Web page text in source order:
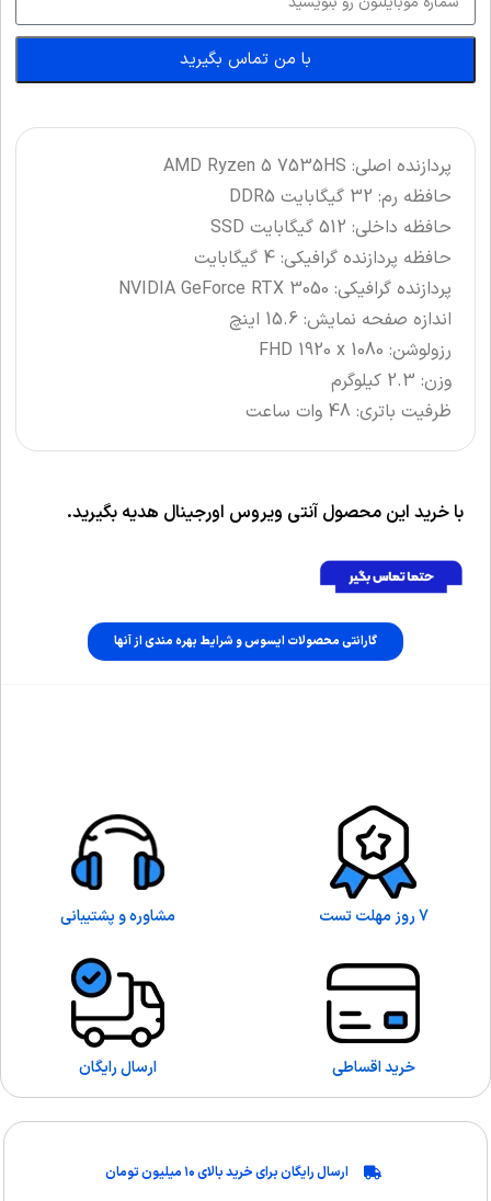
با من تماس بگیرید
پردازنده اصلی: AMD Ryzen 5 7535HS
حافظه رم: 32 گیگابایت DDR5
حافظه داخلی: 512 گیگابایت SSD
حافظه پردازنده گرافیکی: 4 گیگابایت
پردازنده گرافیکی: NVIDIA GeForce RTX 3050
اندازه صفحه نمایش: 15.6 اینچ
رزولوشن: FHD 1920 x 1080
وزن: 2.3 کیلوگرم
ظرفیت باتری: 48 وات ساعت
با خرید این محصول آنتی ویروس اورجینال هدیه بگیرید.
گارانتی محصولات ایسوس و شرایط بهره مندی از آنها
7 روز مهلت تست مشاوره و پشتیبانی
خرید اقساطی ارسال رایگان
ارسال رایگان برای خرید بالای ۱۰ میلیون تومان